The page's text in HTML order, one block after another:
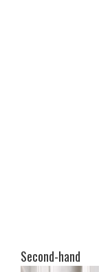
Second-hand